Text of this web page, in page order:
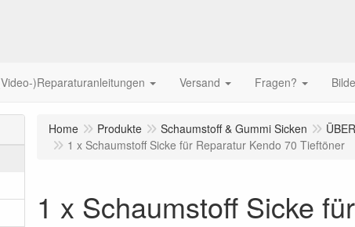
)Reparaturanleitungen Versand Fragen?
Home Produkte Schaumstoff & Gummi Sicken
1 x Schaumstoff Sicke für Reparatur Kendo 70 Tieftöner
1 x Schaumstoff Sicke